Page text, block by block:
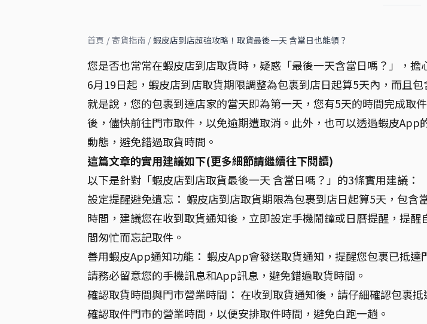
首頁 / 寄貨指南 / 蝦皮店到店超強攻略！取貨最後一天 含當日也能領？
您是否也常常在蝦皮店到店取貨時，疑惑「最後一天含當日嗎？」，擔
6月19日起，蝦皮店到店取貨期限調整為包裹到店日起算5天內，而且
就是說，您的包裹到達店家的當天即為第一天，您有5天的時間完成取
後，儘快前往門市取件，以免逾期遭取消。此外，也可以透過蝦皮App
動態，避免錯過取貨時間。
這篇文章的實用建議如下(更多細節請繼續往下閱讀)
以下是針對「蝦皮店到店取貨最後一天 含當日嗎？」的3條實用建議：
設定提醒避免遺忘： 蝦皮店到店取貨期限為包裹到店日起算5天，包含
時間，建議您在收到取貨通知後，立即設定手機鬧鐘或日曆提醒，提醒
間匆忙而忘記取件。
善用蝦皮App通知功能： 蝦皮App會發送取貨通知，提醒您包裹已抵達
請務必留意您的手機訊息和App訊息，避免錯過取貨時間。
確認取貨時間與門市營業時間： 在收到取貨通知後，請仔細確認包裹
確認取件門市的營業時間，以便安排取件時間，避免白跑一趟。